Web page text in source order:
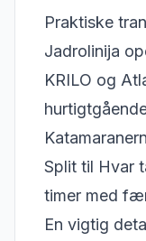
Praktiske
Jadrolinija
KRILO og
Split til Hvar
timer med
En vigtig